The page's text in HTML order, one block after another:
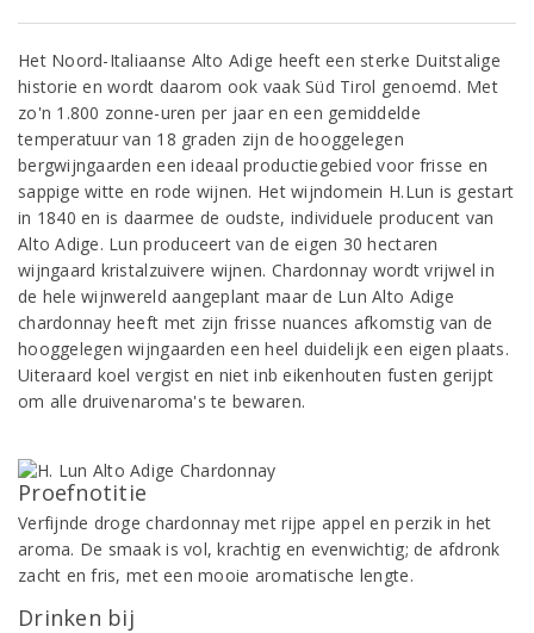
Het Noord-Italiaanse Alto Adige heeft een sterke Duitstalige
historie en wordt daarom ook vaak Süd Tirol genoemd. Met
zo'n 1.800 zonne-uren per jaar en een gemiddelde
temperatuur van 18 graden zijn de hooggelegen
bergwijngaarden een ideaal productiegebied voor frisse en
sappige witte en rode wijnen. Het wijndomein H.Lun is gestart
in 1840 en is daarmee de oudste, individuele producent van
Alto Adige. Lun produceert van de eigen 30 hectaren
wijngaard kristalzuivere wijnen. Chardonnay wordt vrijwel in
de hele wijnwereld aangeplant maar de Lun Alto Adige
chardonnay heeft met zijn frisse nuances afkomstig van de
hooggelegen wijngaarden een heel duidelijk een eigen plaats.
Uiteraard koel vergist en niet inb eikenhouten fusten gerijpt
om alle druivenaroma's te bewaren.
Proefnotitie
Verfijnde droge chardonnay met rijpe appel en perzik in het
aroma. De smaak is vol, krachtig en evenwichtig; de afdronk
zacht en fris, met een mooie aromatische lengte.
Drinken bij